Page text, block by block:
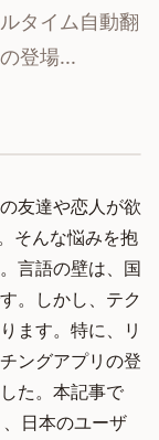
タイム自動翻
登場...
友達や恋人が欲
そんな悩みを抱
言語の壁は、国
。しかし、テク
ます。特に、リ
ングアプリの登
た。本記事で
日本のユーザ